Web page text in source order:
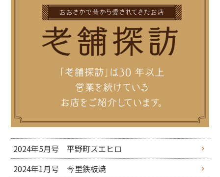
2024年5月号 平野町スエヒロ
2024年1月号 今里鉄板焼